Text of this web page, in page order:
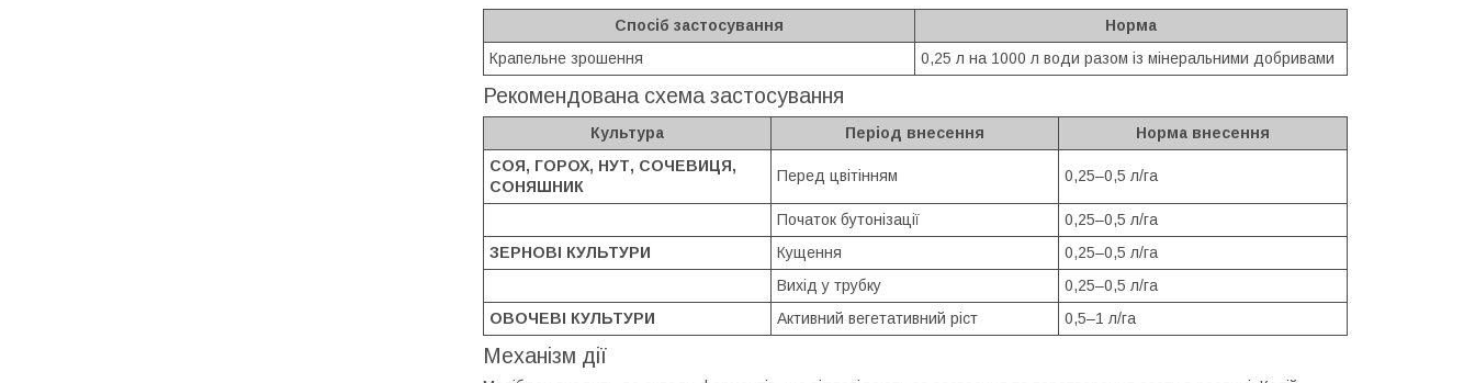
Спосіб застосування
Норма
Крапельне зрошення
0,25 л на 1000 л води разом із мінеральними добривами
Рекомендована схема застосування
Культура Період внесення
Норма внесення
СОЯ, ГОРОХ, НУТ, СОЧЕВИЦЯ,
СОНЯШНИК
Перед цвітінням 0,25–0,5 л/га
Початок бутонізації
0,25–0,5 л/га
ЗЕРНОВІ КУЛЬТУРИ
Кущення
0,25–0,5 л/га
Вихід у трубку
0,25–0,5 л/га
ОВОЧЕВІ КУЛЬТУРИ
Активний вегетативний ріст 0,5–1 л/га
Механізм дії